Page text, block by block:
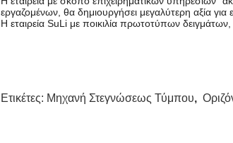
εργαζομένων, θα δημιουργήσει μεγαλύτερη αξία για
Η εταιρεία SuLi με ποικιλία πρωτοτύπων
Ετικέτες: Μηχανή Στεγνώσεως Τύμπου,